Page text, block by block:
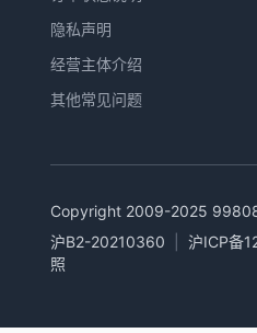
隐私声明
经营主体介绍
其他常见问题
Copyright 2009-2025
沪B2-20210360
沪ICP备
照